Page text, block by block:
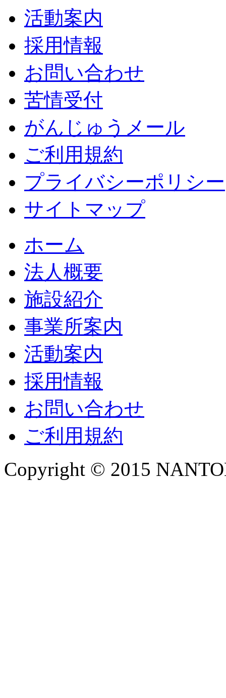
活動案内
採用情報
お問い合わせ
苦情受付
がんじゅうメール
ご利用規約
プライバシーポリシー
サイトマップ
ホーム
法人概要
施設紹介
事業所案内
活動案内
採用情報
お問い合わせ
ご利用規約
Copyright © 2015